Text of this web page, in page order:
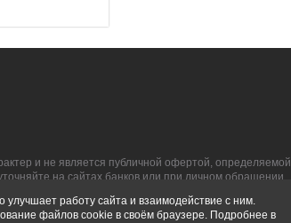
и не является публичной офертой, определяемой
на сайтах банков или при личном обращении.
работу сайта и взаимодействие с ним.
файлов cookie в своём браузере. Подробнее в